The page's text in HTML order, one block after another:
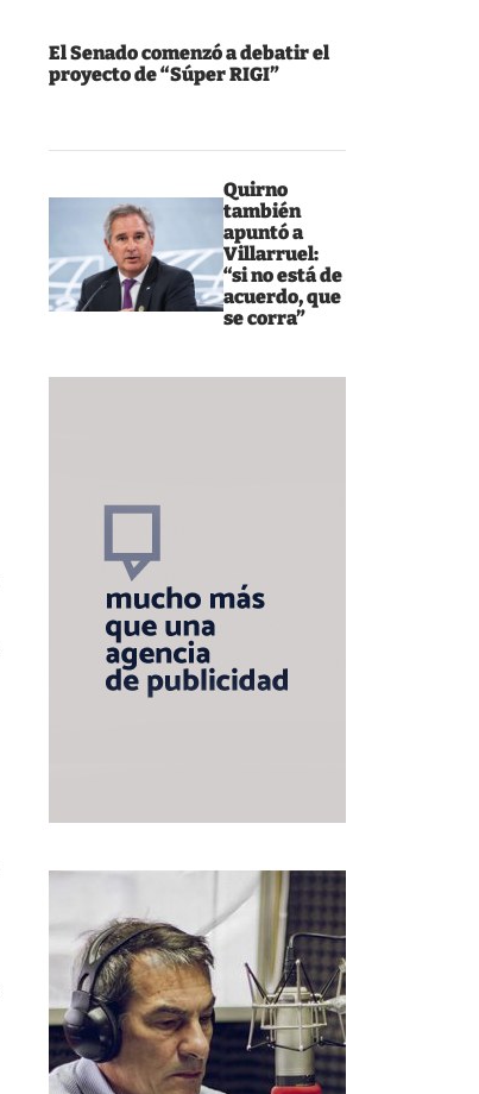
El Senado comenzó a debatir el
proyecto de “Súper RIGI”
Quirno
también
apuntó a
Villarruel:
“si no está de
acuerdo, que
se corra”